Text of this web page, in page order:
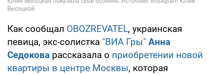
Как сообщал OBOZREVATEL, украинская
певица, экс-солистка "ВИА Гры" Анна
Седокова рассказала о приобретении новой
квартиры в центре Москвы, которая